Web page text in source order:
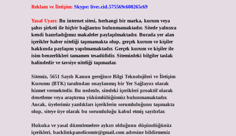
Reklam ve İletişim: Skype: live:.cid.575569c608265c69
Yasal Uyarı: Bu internet sitesi, herhangi bir marka, kurum veya
şahıs şirketi ile hiçbir bağlantısı bulunmamaktadır. Sitede yalnızca
kendi hazırladığımız makaleler paylaşılmaktadır. Burada yer alan
içerikler haber niteliği taşımamakta olup, gerçek kurum ve kişiler
hakkında paylaşım yapılmamaktadır. Gerçek kurum ve kişiler ile
isim benzerlikleri tamamen tesadüfidir. Sitemizdeki bilgiler taslak
halindedir ve tavsiye niteliği taşımazlar.
Sitemiz, 5651 Sayılı Kanun gereğince Bilgi Teknolojileri ve İletişim
Kurumu (BTK) tarafından onaylanmış bir Yer Sağlayıcı olarak
hizmet vermektedir. Bu nedenle, sitedeki içerikleri proaktif olarak
denetleme veya araştırma yükümlülüğümüz bulunmamaktadır.
Ancak, üyelerimiz yazdıkları içeriklerin sorumluluğunu taşımakta
olup, siteye üye olarak bu sorumluluğu kabul etmiş sayılırlar.
Hukuka ve yasal düzenlemelere aykırı olduğunu düşündüğünüz
içerikleri, backlinkpanelicomtr@gmail.comadresine bildirmeniz